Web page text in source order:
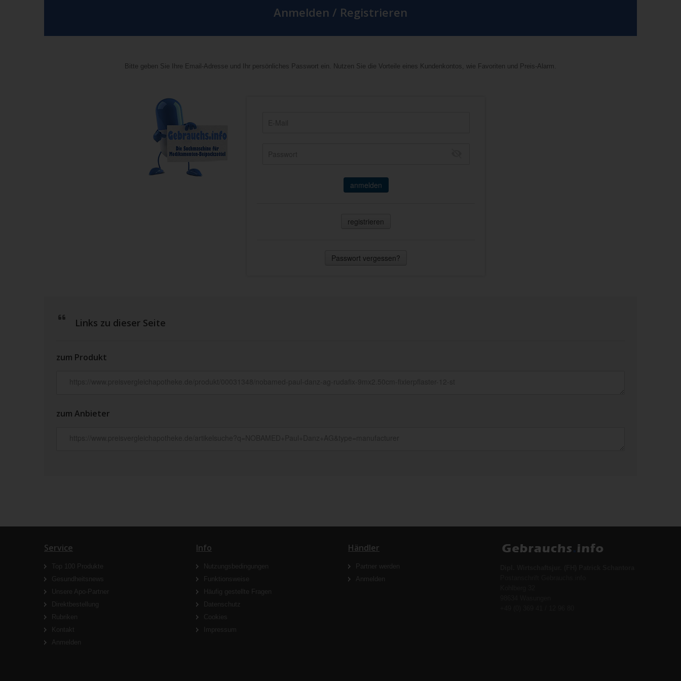
Anmelden / Registrieren
Bitte geben Sie Ihre Email-Adresse und Ihr persönliches Passwort ein. Nutzen Sie die Vorteile eines Kundenkontos, wie Favoriten und Preis-Alarm.
anmelden
registrieren
Passwort vergessen?
Links zu dieser Seite
zum Produkt
zum Anbieter
Service
Top 100 Produkte
Gesundheitsnews
Unsere Apo-Partner
Direktbestellung
Rubriken
Kontakt
Anmelden
Info
Nutzungsbedingungen
Funktionsweise
Häufig gestellte Fragen
Datenschutz
Cookies
Impressum
Händler
Partner werden
Anmelden